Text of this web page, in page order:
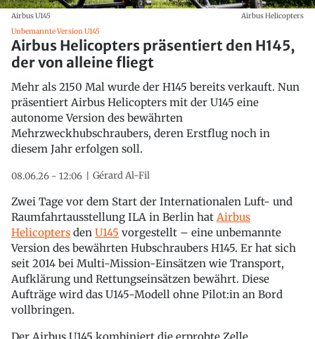
Airbus U145
Airbus Helicopters
Unbemannte Version U145
Airbus Helicopters präsentiert den H145,
der von alleine fliegt
Mehr als 2150 Mal wurde der H145 bereits verkauft. Nun
präsentiert Airbus Helicopters mit der U145 eine
autonome Version des bewährten
Mehrzweckhubschraubers, deren Erstflug noch in
diesem Jahr erfolgen soll.
08.06.26 - 12:06 Gérard Al-Fil
Zwei Tage vor dem Start der Internationalen Luft- und
Raumfahrtausstellung ILA in Berlin hat Airbus
Helicopters den U145 vorgestellt – eine unbemannte
Version des bewährten Hubschraubers H145. Er hat sich
seit 2014 bei Multi-Mission-Einsätzen wie Transport,
Aufklärung und Rettungseinsätzen bewährt. Diese
Aufträge wird das U145-Modell ohne Pilot:in an Bord
vollbringen.